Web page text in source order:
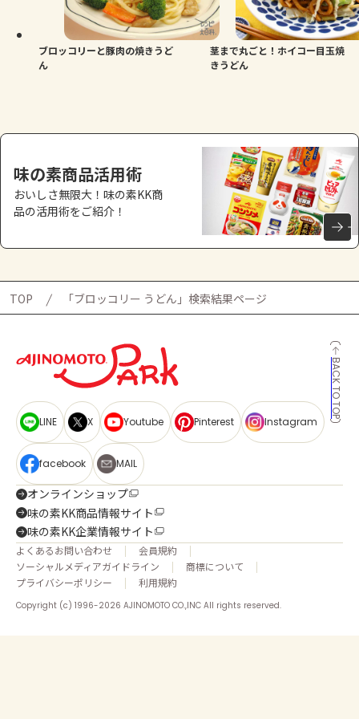
お買い物
ブロッコリーと豚肉の焼きうど
ん
茎まで丸ごと！ホイコー目玉焼
きうどん
味の素商品活用術
おいしさ無限大！味の素KK商
品の活用術をご紹介！
TOP 「ブロッコリー うどん」検索結果ページ
BACK TO TOP
LINE X Youtube Pinterest Instagram
facebook MAIL
オンラインショップ
味の素KK商品情報サイト
味の素KK企業情報サイト
よくあるお問い合わせ
会員規約
ソーシャルメディアガイドライン
商標について
プライバシーポリシー
利用規約
Copyright (c) 1996-2026 AJINOMOTO CO.,INC All rights reserved.